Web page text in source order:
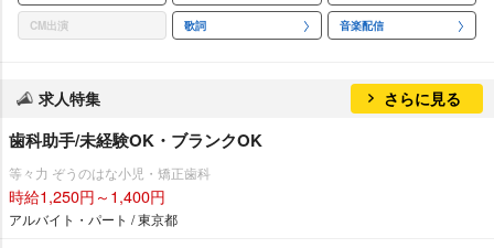
CM出演 歌詞 音楽配信
求人特集 さらに見る
歯科助手/未経験OK・ブランクOK
等々力 ぞうのはな小児・矯正歯科
時給1,250円～1,400円
アルバイト・パート / 東京都